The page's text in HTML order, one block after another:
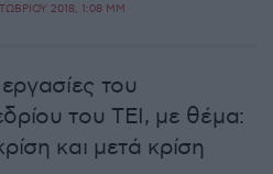
2018, 1:08 ΜΜ
του
του ΤΕΙ, με θέμα:
και μετά κρίση